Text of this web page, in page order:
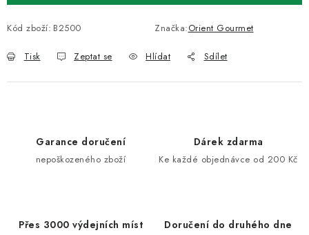
Kód zboží: B2500 Značka:Orient Gourmet
Tisk Zeptat se Hlídat Sdílet
Garance doručení
nepoškozeného zboží
Dárek zdarma
Ke každé objednávce od 200 Kč
Přes 3000 výdejních míst Doručení do druhého dne